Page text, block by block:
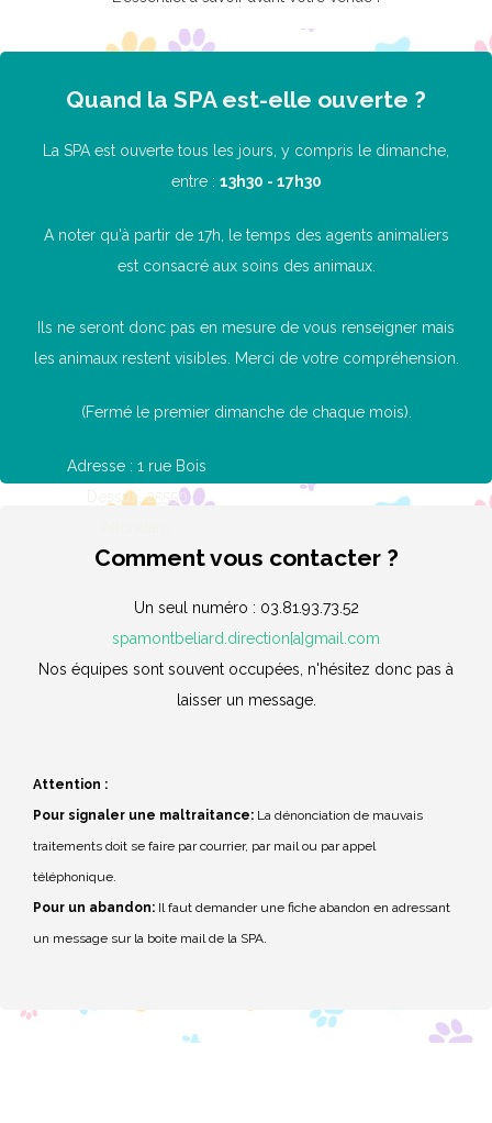
Quand la SPA est-elle ouverte ?
La SPA est ouverte tous les jours, y compris le dimanche,
entre : 13h30 - 17h30
A noter qu'à partir de 17h, le temps des agents animaliers
est consacré aux soins des animaux.
Ils ne seront donc pas en mesure de vous renseigner mais
les animaux restent visibles. Merci de votre compréhension.
(Fermé le premier dimanche de chaque mois).
Adresse : 1 rue Bois
Dessus, 25550
Comment vous contacter ?
Un seul numéro : 03.81.93.73.52
spamontbeliard.direction[a]gmail.com
Nos équipes sont souvent occupées, n'hésitez donc pas à
laisser un message.
Attention :
Pour signaler une maltraitance: La dénonciation de mauvais
traitements doit se faire par courrier, par mail ou par appel
téléphonique.
Pour un abandon: Il faut demander une fiche abandon en adressant
un message sur la boite mail de la SPA.